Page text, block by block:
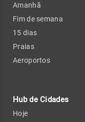
Amanhã
Fim de semana
15 dias
Praias
Aeroportos
Hub de Cidades
Hoje